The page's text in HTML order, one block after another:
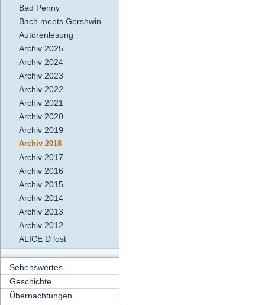
Bad Penny
Bach meets Gershwin
Autorenlesung
Archiv 2025
Archiv 2024
Archiv 2023
Archiv 2022
Archiv 2021
Archiv 2020
Archiv 2019
Archiv 2018
Archiv 2017
Archiv 2016
Archiv 2015
Archiv 2014
Archiv 2013
Archiv 2012
ALICE D lost
Sehenswertes
Geschichte
Übernachtungen